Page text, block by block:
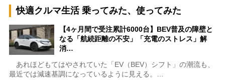
快適クルマ生活 乗ってみた、使ってみた
【4ヶ月間で受注累計6000台】BEV普及の障壁と
なる「航続距離の不安」「充電のストレス」解
消…
あれほどもてはやされていた「EV（BEV）シフト」の潮流も、
最近では減速基調になっているように見える。…